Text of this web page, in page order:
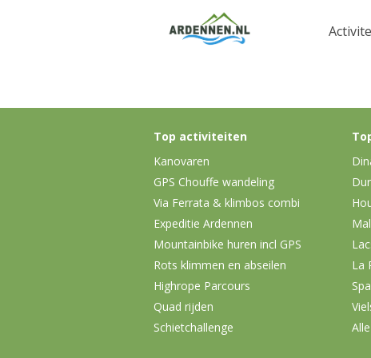
Top activiteiten
Kanovaren
GPS Chouffe wandeling
Via Ferrata & klimbos combi
Expeditie Ardennen
Mountainbike huren incl GPS
Rots klimmen en abseilen
Highrope Parcours
Quad rijden
Schietchallenge
La
Spa